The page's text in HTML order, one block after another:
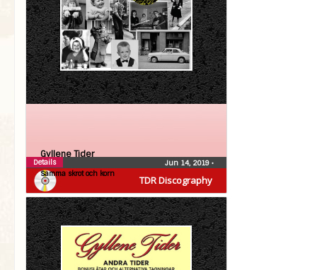
TDR Discography
Gyllene Tider
Samma skrot och korn
Jun 14, 2019 •
Details